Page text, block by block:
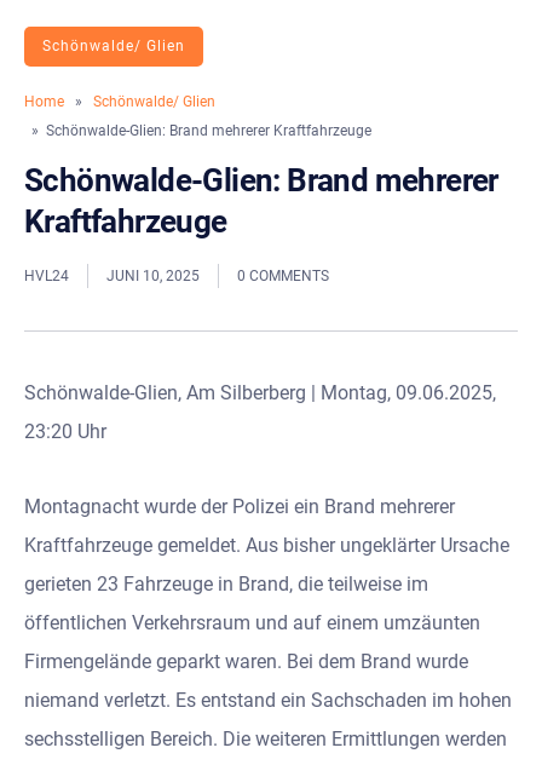
Schönwalde/ Glien
Home »
Schönwalde/ Glien
» Schönwalde-Glien: Brand mehrerer Kraftfahrzeuge
Schönwalde-Glien: Brand mehrerer
Kraftfahrzeuge
HVL24 JUNI 10, 2025 0 COMMENTS
Schönwalde-Glien, Am Silberberg | Montag, 09.06.2025,
23:20 Uhr
Montagnacht wurde der Polizei ein Brand mehrerer
Kraftfahrzeuge gemeldet. Aus bisher ungeklärter Ursache
gerieten 23 Fahrzeuge in Brand, die teilweise im
öffentlichen Verkehrsraum und auf einem umzäunten
Firmengelände geparkt waren. Bei dem Brand wurde
niemand verletzt. Es entstand ein Sachschaden im hohen
sechsstelligen Bereich. Die weiteren Ermittlungen werden